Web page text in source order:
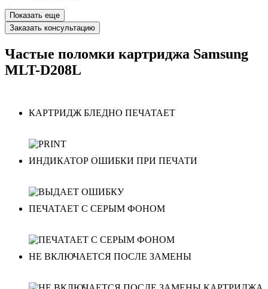
Показать еще
Заказать консультацию
Частые поломки картриджа Samsung
MLT-D208L
КАРТРИДЖ БЛЕДНО ПЕЧАТАЕТ
ИНДИКАТОР ОШИБКИ ПРИ ПЕЧАТИ
ПЕЧАТАЕТ С СЕРЫМ ФОНОМ
НЕ ВКЛЮЧАЕТСЯ ПОСЛЕ ЗАМЕНЫ